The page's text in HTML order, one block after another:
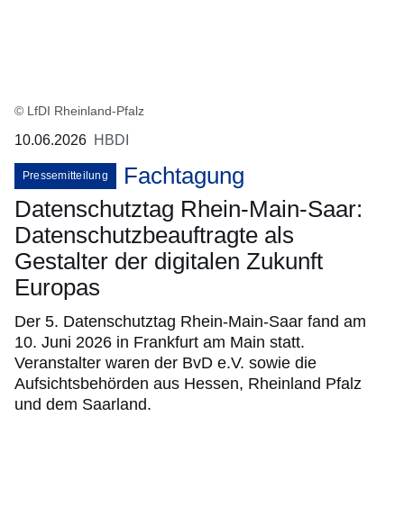
© LfDI Rheinland-Pfalz
10.06.2026 HBDI
Pressemitteilung
Fachtagung
Datenschutztag Rhein-Main-Saar:
Datenschutzbeauftragte als
Gestalter der digitalen Zukunft
Europas
Der 5. Datenschutztag Rhein-Main-Saar fand am
10. Juni 2026 in Frankfurt am Main statt.
Veranstalter waren der BvD e.V. sowie die
Aufsichtsbehörden aus Hessen, Rheinland Pfalz
und dem Saarland.